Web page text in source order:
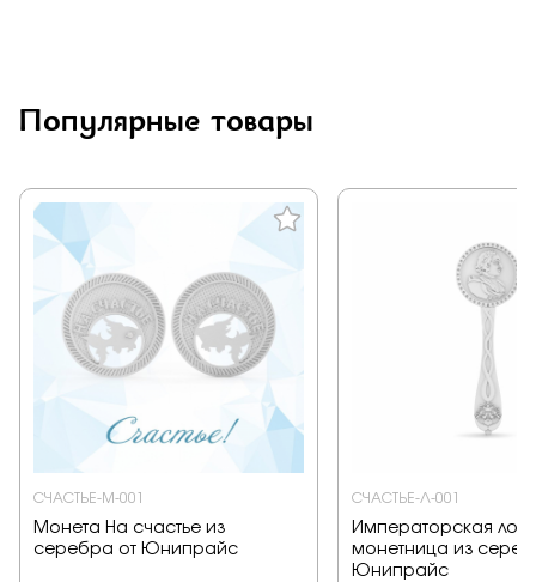
Популярные товары
СЧАСТЬЕ-М-001
Монета На счастье из
серебра от Юнипрайс
СЧАСТЬЕ-Л-001
Императорская
монетница из
Юнипрайс